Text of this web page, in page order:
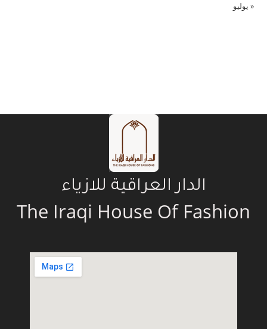
« يوليو
الدار العراقية للازياء
The Iraqi House Of Fashion